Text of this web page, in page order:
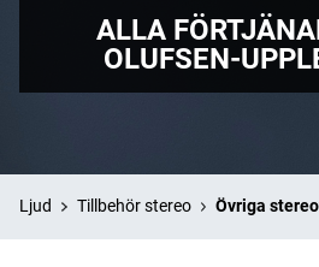
ALLA
OLUFSEN-
Ljud Tillbehör stereo Övriga